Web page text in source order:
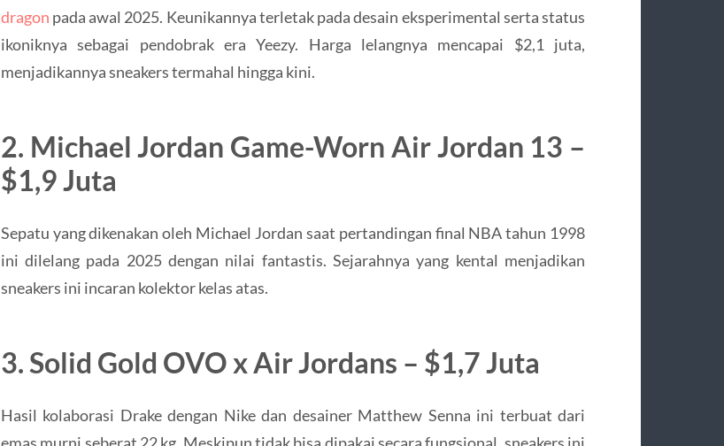
dragon pada awal 2025. Keunikannya terletak pada desain eksperimental serta status
ikoniknya sebagai pendobrak era Yeezy. Harga lelangnya mencapai $2,1 juta,
menjadikannya sneakers termahal hingga kini.
2. Michael Jordan Game-Worn Air Jordan 13 –
$1,9 Juta
Sepatu yang dikenakan oleh Michael Jordan saat pertandingan final NBA tahun 1998
ini dilelang pada 2025 dengan nilai fantastis. Sejarahnya yang kental menjadikan
sneakers ini incaran kolektor kelas atas.
3. Solid Gold OVO x Air Jordans – $1,7 Juta
Hasil kolaborasi Drake dengan Nike dan desainer Matthew Senna ini terbuat dari